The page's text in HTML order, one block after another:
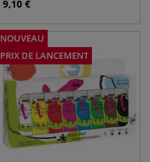
9,10 €
NOUVEAU
PRIX DE LANCEMENT